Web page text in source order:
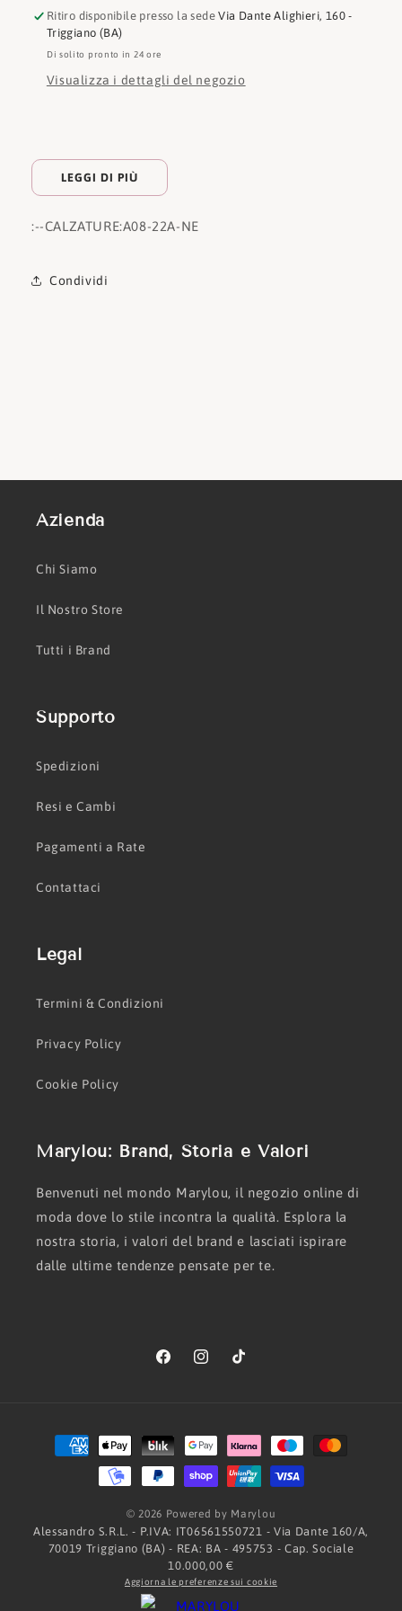
Ritiro disponibile presso la sedeVia Dante Alighieri, 160 -
Triggiano (BA)
Di solito pronto in 24 ore
Visualizza i dettagli del negozio
LEGGI DI PIÙ
:--CALZATURE:A08-22A-NE
Condividi
Azienda
Chi Siamo
Il Nostro Store
Tutti i Brand
Supporto
Spedizioni
Resi e Cambi
Pagamenti a Rate
Contattaci
Legal
Termini & Condizioni
Privacy Policy
Cookie Policy
Marylou: Brand, Storia e Valori
Benvenuti nel mondo Marylou, il negozio online di
moda dove lo stile incontra la qualità. Esplora la
nostra storia, i valori del brand e lasciati ispirare
dalle ultime tendenze pensate per te.
FacebookInstagramTikTok
Metodi
di
pagamento
© 2026 Powered by Marylou
Alessandro S.R.L. - P.IVA: IT06561550721 - Via Dante 160/A,
70019 Triggiano (BA) - REA: BA - 495753 - Cap. Sociale
10.000,00 €
Aggiorna le preferenze sui cookie